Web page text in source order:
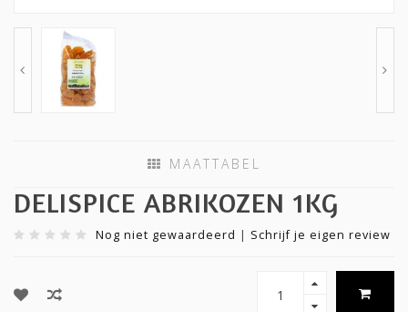
MAATTABEL
DELISPICE ABRIKOZEN 1KG
Nog niet gewaardeerd | Schrijf je eigen review